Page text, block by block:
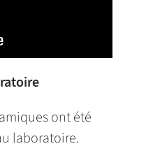
ont été
laboratoire.